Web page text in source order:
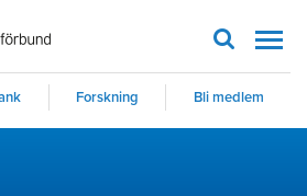
Forskning Bli medlem